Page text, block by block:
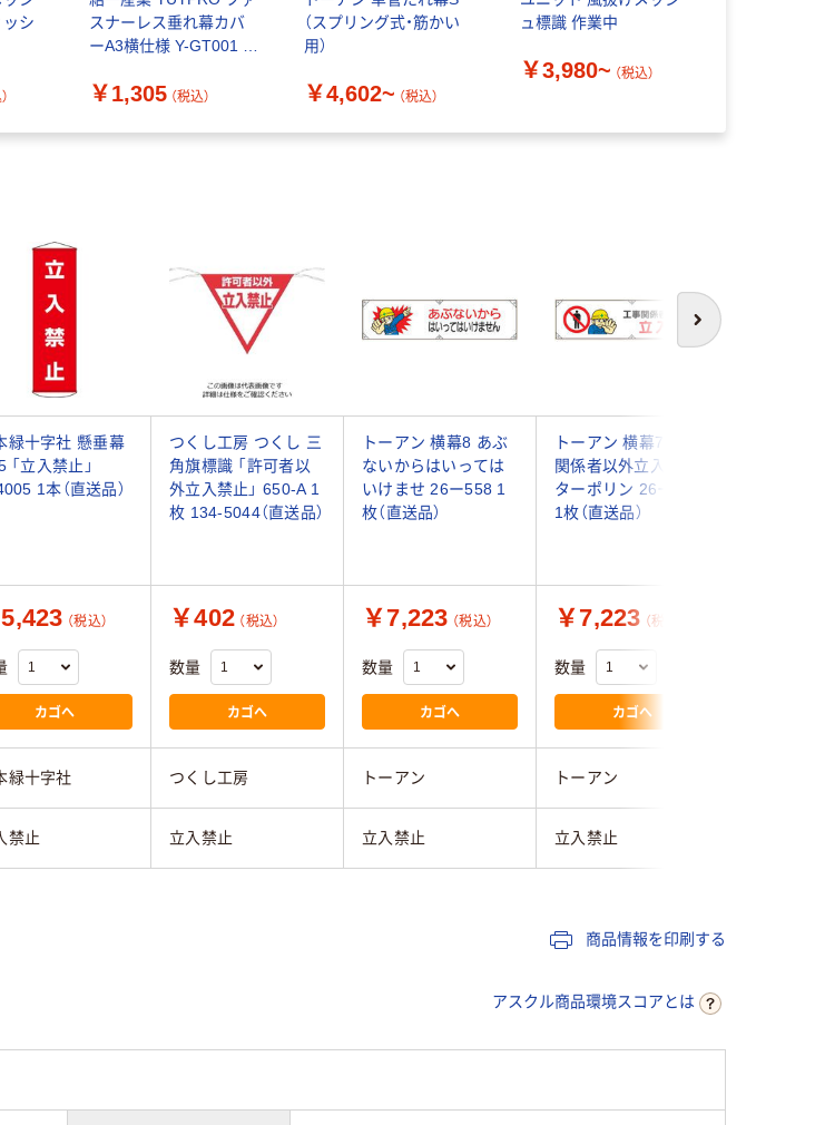
シ
スナーレス垂れ幕カバ
ーA3横仕様 Y-GT001 1
￥1,305 （税込）
（スプリング式・筋かい
用）
￥4,602~ （税込）
ュ標識 作業中
￥3,980~ （税込）
次へ
緑十字社 懸垂幕
「立入禁止」
1本（直送品）
つくし工房 つくし 三
角旗標識 「許可者以
外立入禁止」 650-A 1
枚 134-5044（直送品）
トーアン 横幕8 あぶ
ないからはいっては
いけませ 26ー558 1
枚（直送品）
トーアン 横幕7 工事
関係者以外立入禁止
ターポリン 26ー557
1枚（直送品）
（税込）
カゴへ
￥402 （税込）
数量
カゴへ
￥7,223 （税込）
数量
カゴへ
￥7,223 （税込）
数量
カゴへ
緑十字社 つくし工房 トーアン トーアン
禁止 立入禁止 立入禁止 立入禁止
商品情報を印刷する
アスクル商品環境スコアとは